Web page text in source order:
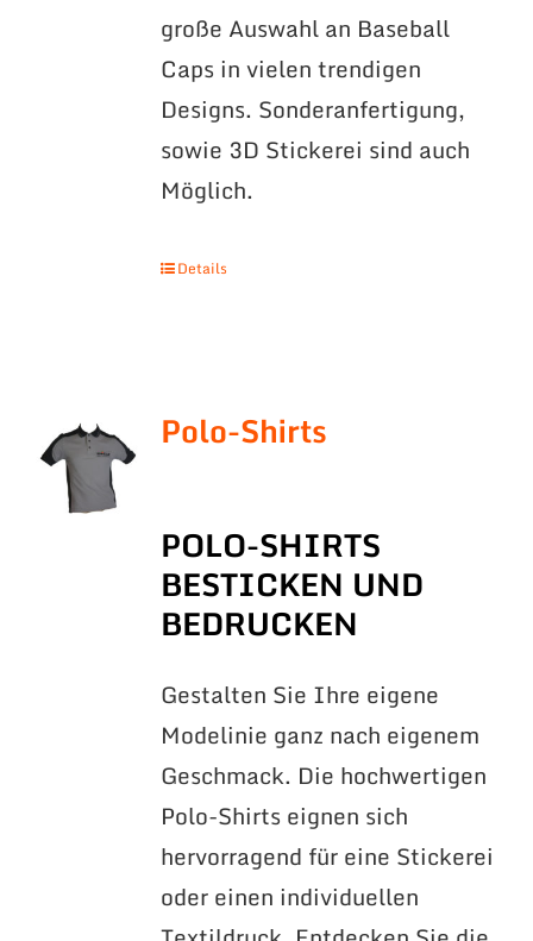
große Auswahl an Baseball
Caps in vielen trendigen
Designs. Sonderanfertigung,
sowie 3D Stickerei sind auch
Möglich.
Details
Polo-Shirts
POLO-SHIRTS
BESTICKEN UND
BEDRUCKEN
Gestalten Sie Ihre eigene
Modelinie ganz nach eigenem
Geschmack. Die hochwertigen
Polo-Shirts eignen sich
hervorragend für eine Stickerei
oder einen individuellen